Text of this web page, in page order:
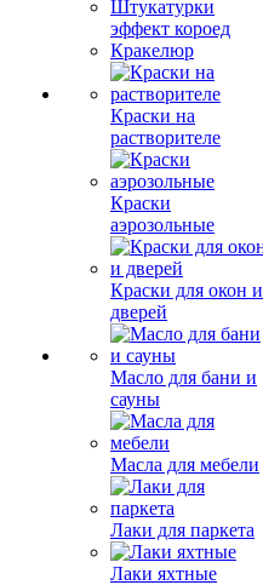
Штукатурки
эффект короед
Кракелюр
Краски на
растворителе
Краски
аэрозольные
Краски для окон и
дверей
Масло для бани и
сауны
Масла для мебели
Лаки для паркета
Лаки яхтные